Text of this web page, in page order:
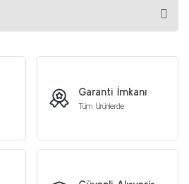
Garanti İmkanı
Tüm Ürünlerde